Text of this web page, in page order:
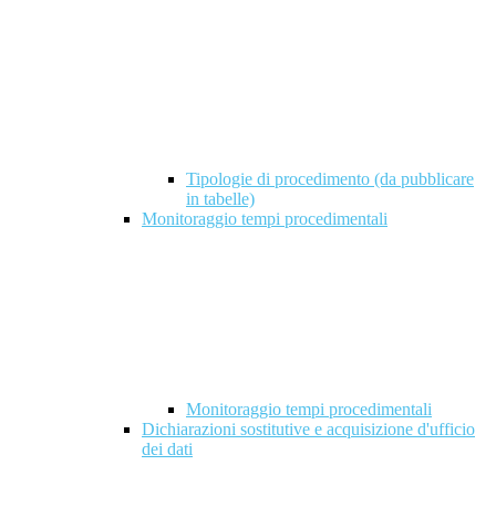
Tipologie di procedimento (da pubblicare
in tabelle)
Monitoraggio tempi procedimentali
Monitoraggio tempi procedimentali
Dichiarazioni sostitutive e acquisizione d'ufficio
dei dati